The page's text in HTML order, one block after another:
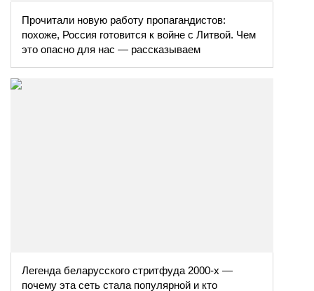
Прочитали новую работу пропагандистов:
похоже, Россия готовится к войне с Литвой. Чем
это опасно для нас — рассказываем
Легенда беларусского стритфуда 2000-х —
почему эта сеть стала популярной и кто